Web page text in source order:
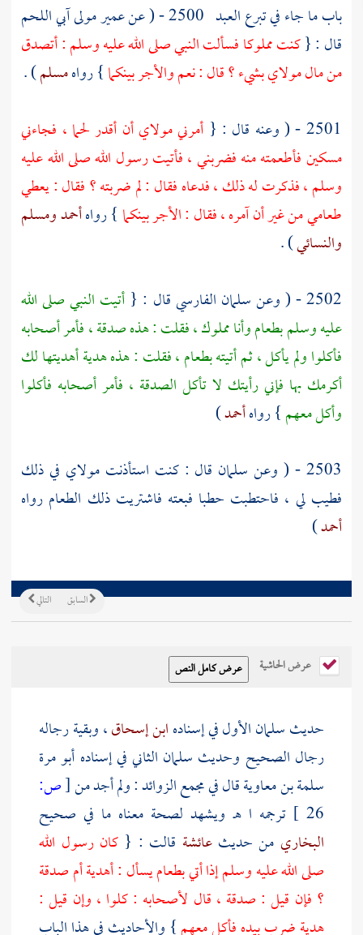
باب ما جاء في تبرع العبد
عمير مولى آبي اللحم
قال : {كنت مملوكا فسألت النبي صلى الله عليه وسلم : أتصدق
من مال مولاي بشيء ؟ قال : نعم والأجر بينكما} رواهمسلم) .
2501 - ( وعنه قال : {
أمرني مولاي أن أقدر لحما ، فجاءني
مسكين فأطعمته منه فضربني ، فأتيت رسول الله صلى الله عليه
وسلم ، فذكرت له ذلك ، فدعاه فقال : لم ضربته ؟ فقال : يعطي
طعامي من غير أن آمره ، فقال : الأجر بينكما } رواهأحمدومسلم
والنسائي) .
2502 - ( وعن
سلمان الفارسيقال : { أتيت النبي صلى الله
عليه وسلم بطعام وأنا مملوك ، فقلت : هذه صدقة ، فأمر أصحابه
فأكلوا ولم يأكل ، ثم أتيته بطعام ، فقلت : هذه هدية أهديتها لك
أكرمك بها فإني رأيتك لا تأكل الصدقة ، فأمر أصحابه فأكلوا
وأكل معهم} رواهأحمد)
2503 - ( وعن
سلمان قال : كنت استأذنت مولاي في ذلك
فطيب لي ، فاحتطبت حطبا فبعته فاشتريت ذلك الطعام رواه
أحمد)
التالي السابق
عرض الحاشية
حديثسلمانالأول في إسنادهابن إسحاق، وبقية رجاله
رجال الصحيح وحديث سلمان الثاني في إسناده أبو مرة
سلمة بن معاويةقال في مجمع الزوائد : ولم أجد من[ص:
26 ]
ترجمه ا هـ ويشهد لصحة معناه ما في صحيح
البخاري من حديثعائشة قالت : { كان رسول الله
صلى الله عليه وسلم إذا أتي بطعام يسأل : أهدية أم صدقة
؟ فإن قيل : صدقة ، قال لأصحابه : كلوا ، وإن قيل :
هدية ضرب بيده فأكل معهم} والأحاديث في هذا الباب